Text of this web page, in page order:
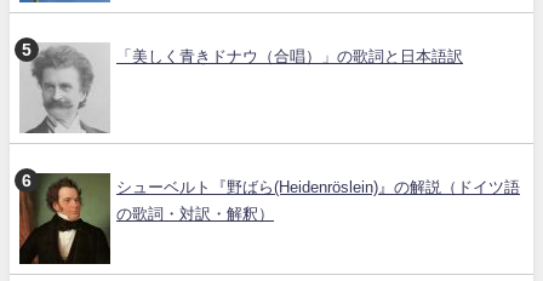
「美しく青きドナウ（合唱）」の歌詞と日本語訳
シューベルト『野ばら(Heidenröslein)』の解説（ドイツ語
の歌詞・対訳・解釈）